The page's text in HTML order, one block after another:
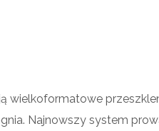
wielkoformatowe
Najnowszy system